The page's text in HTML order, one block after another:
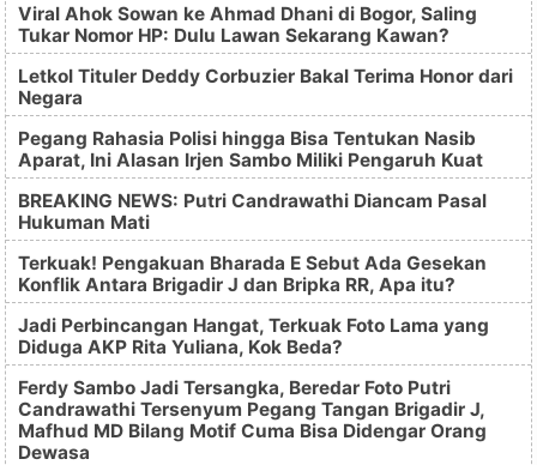
Viral Ahok Sowan ke Ahmad Dhani di Bogor, Saling
Tukar Nomor HP: Dulu Lawan Sekarang Kawan?
Letkol Tituler Deddy Corbuzier Bakal Terima Honor dari
Negara
Pegang Rahasia Polisi hingga Bisa Tentukan Nasib
Aparat, Ini Alasan Irjen Sambo Miliki Pengaruh Kuat
BREAKING NEWS: Putri Candrawathi Diancam Pasal
Hukuman Mati
Terkuak! Pengakuan Bharada E Sebut Ada Gesekan
Konflik Antara Brigadir J dan Bripka RR, Apa itu?
Jadi Perbincangan Hangat, Terkuak Foto Lama yang
Diduga AKP Rita Yuliana, Kok Beda?
Ferdy Sambo Jadi Tersangka, Beredar Foto Putri
Candrawathi Tersenyum Pegang Tangan Brigadir J,
Mafhud MD Bilang Motif Cuma Bisa Didengar Orang
Dewasa